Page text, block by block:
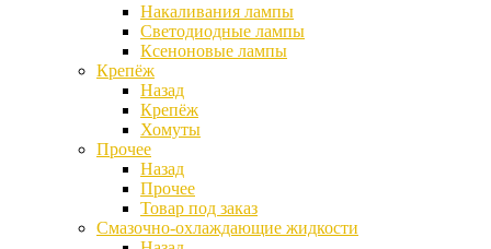
Накаливания лампы
Светодиодные лампы
Ксеноновые лампы
Крепёж
Назад
Крепёж
Хомуты
Прочее
Назад
Прочее
Товар под заказ
Смазочно-охлаждающие жидкости